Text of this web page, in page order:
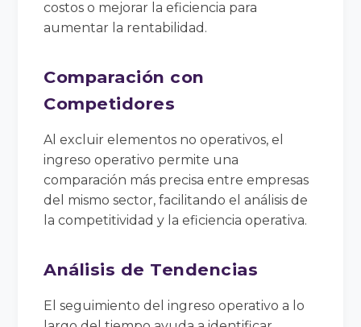
costos o mejorar la eficiencia para
aumentar la rentabilidad.
Comparación con
Competidores
Al excluir elementos no operativos, el
ingreso operativo permite una
comparación más precisa entre empresas
del mismo sector, facilitando el análisis de
la competitividad y la eficiencia operativa.
Análisis de Tendencias
El seguimiento del ingreso operativo a lo